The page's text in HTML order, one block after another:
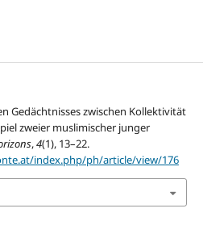
Gedächtnisses zwischen Kollektivität
zweier muslimischer junger
,4(1), 13–22.
index.php/ph/article/view/176